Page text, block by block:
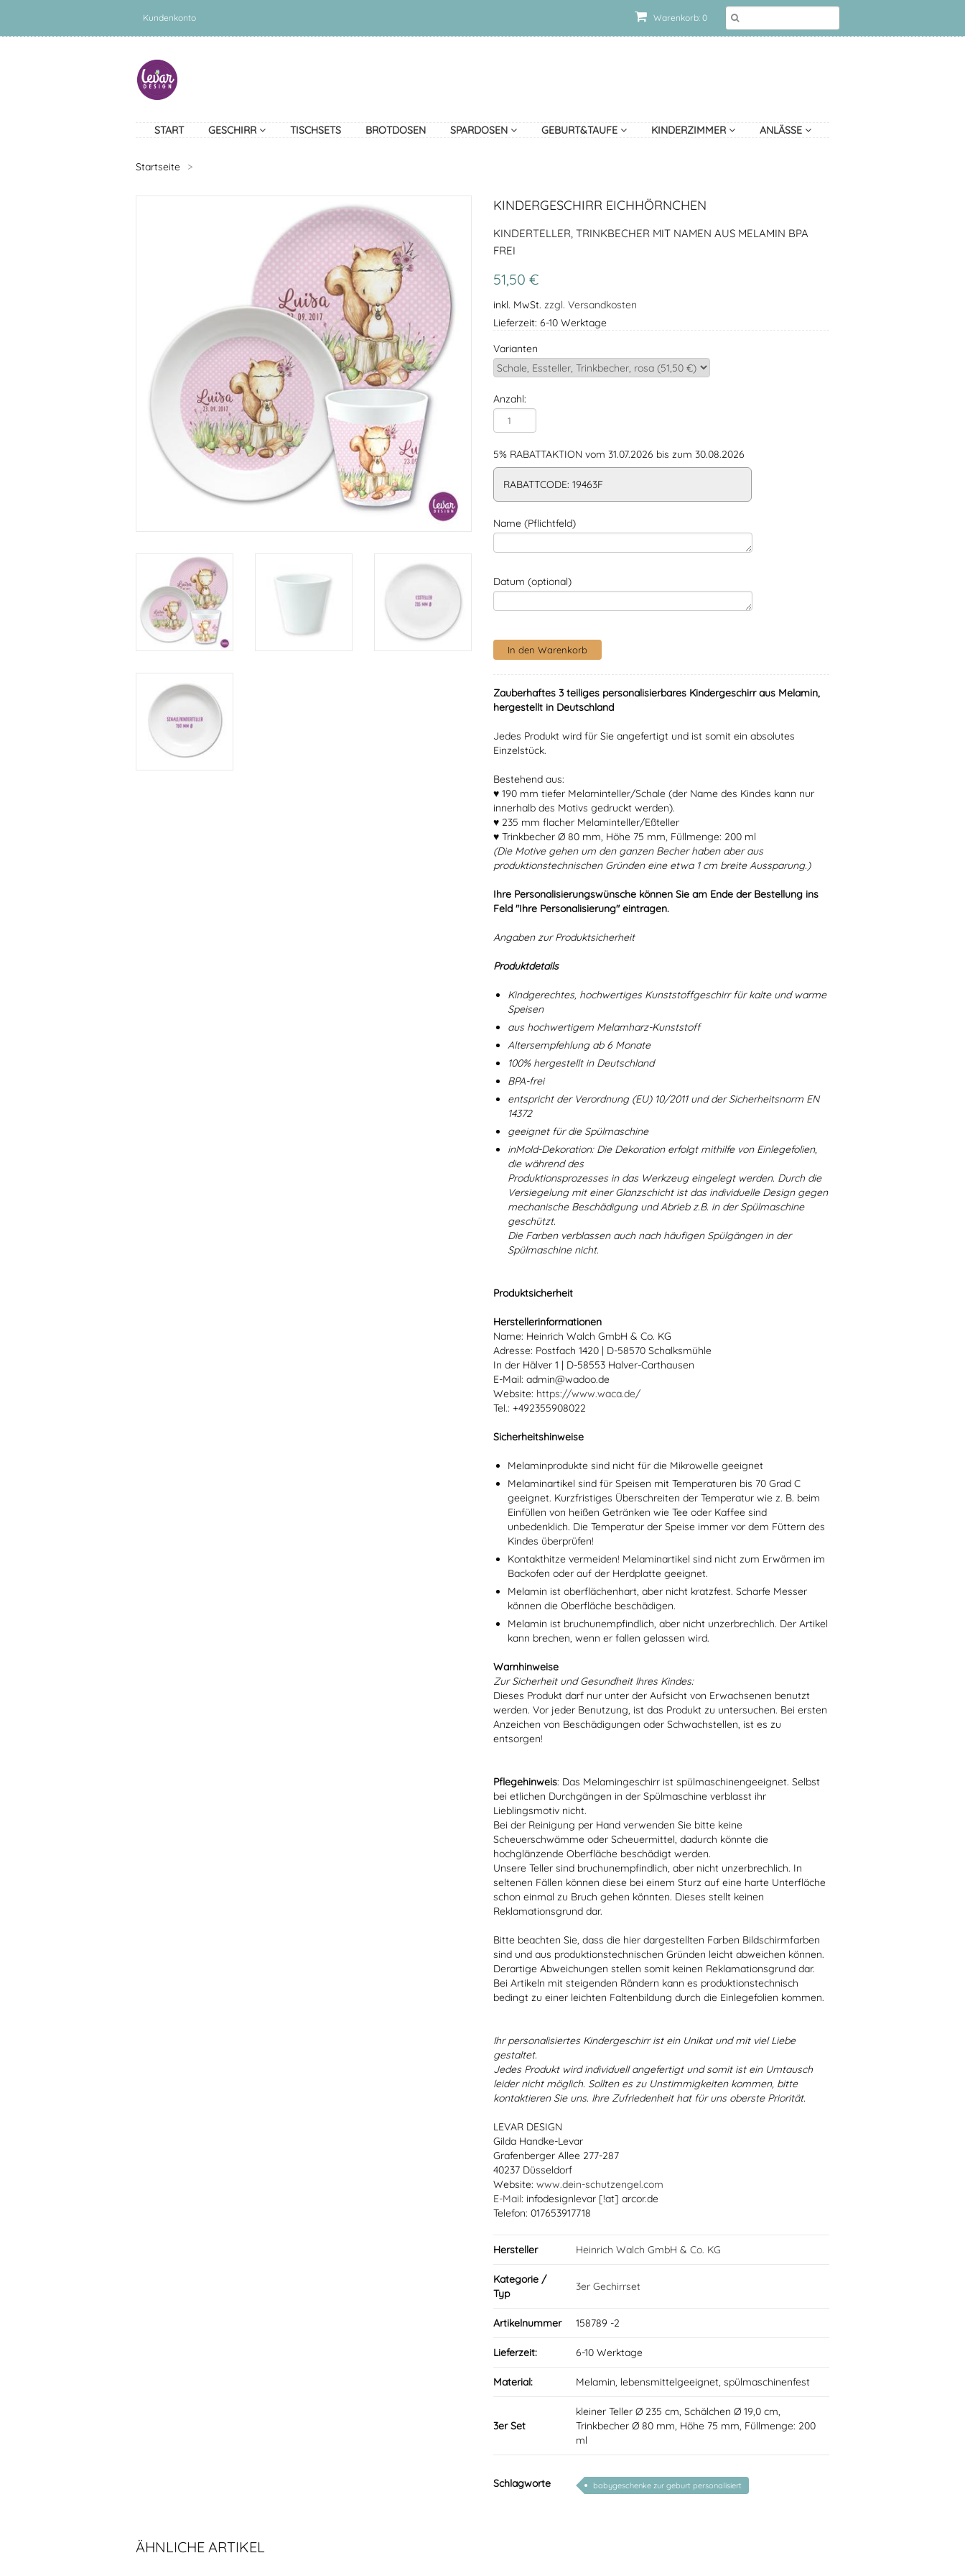
Warenkorb: 0
Kundenkonto
START GESCHIRR TISCHSETS BROTDOSEN SPARDOSEN GEBURT&TAUFE KINDERZIMMER ANLÄSSE
Startseite >
KINDERGESCHIRR EICHHÖRNCHEN
KINDERTELLER, TRINKBECHER MIT NAMEN AUS MELAMIN BPA
FREI
51,50 €
inkl. MwSt. zzgl. Versandkosten
Lieferzeit: 6-10 Werktage
Varianten
Anzahl:
5% RABATTAKTION vom 31.07.2026 bis zum 30.08.2026
RABATTCODE: 19463F
Name (Pflichtfeld)
Datum (optional)
Zauberhaftes 3 teiliges personalisierbares Kindergeschirr aus Melamin,
hergestellt in Deutschland
Jedes Produkt wird für Sie angefertigt und ist somit ein absolutes
Einzelstück.
Bestehend aus:
♥ 190 mm tiefer Melaminteller/Schale (der Name des Kindes kann nur
innerhalb des Motivs gedruckt werden).
♥ 235 mm flacher Melaminteller/Eßteller
♥ Trinkbecher Ø 80 mm, Höhe 75 mm, Füllmenge: 200 ml
(Die Motive gehen um den ganzen Becher haben aber aus
produktionstechnischen Gründen eine etwa 1 cm breite Aussparung.)
Ihre Personalisierungswünsche können Sie am Ende der Bestellung ins
Feld "Ihre Personalisierung" eintragen.
Angaben zur Produktsicherheit
Produktdetails
Kindgerechtes, hochwertiges Kunststoffgeschirr für kalte und warme
Speisen
aus hochwertigem Melamharz-Kunststoff
Altersempfehlung ab 6 Monate
100% hergestellt in Deutschland
BPA-frei
entspricht der Verordnung (EU) 10/2011 und der Sicherheitsnorm EN
14372
geeignet für die Spülmaschine
inMold-Dekoration: Die Dekoration erfolgt mithilfe von Einlegefolien,
die während des
Produktionsprozesses in das Werkzeug eingelegt werden. Durch die
Versiegelung mit einer Glanzschicht ist das individuelle Design gegen
mechanische Beschädigung und Abrieb z.B. in der Spülmaschine
geschützt.
Die Farben verblassen auch nach häufigen Spülgängen in der
Spülmaschine nicht.
Produktsicherheit
Herstellerinformationen
Name: Heinrich Walch GmbH & Co. KG
Adresse: Postfach 1420 | D-58570 Schalksmühle
In der Hälver 1 | D-58553 Halver-Carthausen
E-Mail: admin@wadoo.de
Website: https://www.waca.de/
Tel.: +492355908022
Sicherheitshinweise
Melaminprodukte sind nicht für die Mikrowelle geeignet
Melaminartikel sind für Speisen mit Temperaturen bis 70 Grad C
geeignet. Kurzfristiges Überschreiten der Temperatur wie z. B. beim
Einfüllen von heißen Getränken wie Tee oder Kaffee sind
unbedenklich. Die Temperatur der Speise immer vor dem Füttern des
Kindes überprüfen!
Kontakthitze vermeiden! Melaminartikel sind nicht zum Erwärmen im
Backofen oder auf der Herdplatte geeignet.
Melamin ist oberflächenhart, aber nicht kratzfest. Scharfe Messer
können die Oberfläche beschädigen.
Melamin ist bruchunempfindlich, aber nicht unzerbrechlich. Der Artikel
kann brechen, wenn er fallen gelassen wird.
Warnhinweise
Zur Sicherheit und Gesundheit Ihres Kindes:
Dieses Produkt darf nur unter der Aufsicht von Erwachsenen benutzt
werden. Vor jeder Benutzung, ist das Produkt zu untersuchen. Bei ersten
Anzeichen von Beschädigungen oder Schwachstellen, ist es zu
entsorgen!
Pflegehinweis: Das Melamingeschirr ist spülmaschinengeeignet. Selbst
bei etlichen Durchgängen in der Spülmaschine verblasst ihr
Lieblingsmotiv nicht.
Bei der Reinigung per Hand verwenden Sie bitte keine
Scheuerschwämme oder Scheuermittel, dadurch könnte die
hochglänzende Oberfläche beschädigt werden.
Unsere Teller sind bruchunempfindlich, aber nicht unzerbrechlich. In
seltenen Fällen können diese bei einem Sturz auf eine harte Unterfläche
schon einmal zu Bruch gehen könnten. Dieses stellt keinen
Reklamationsgrund dar.
Bitte beachten Sie, dass die hier dargestellten Farben Bildschirmfarben
sind und aus produktionstechnischen Gründen leicht abweichen können.
Derartige Abweichungen stellen somit keinen Reklamationsgrund dar.
Bei Artikeln mit steigenden Rändern kann es produktionstechnisch
bedingt zu einer leichten Faltenbildung durch die Einlegefolien kommen.
Ihr personalisiertes Kindergeschirr ist ein Unikat und mit viel Liebe
gestaltet.
Jedes Produkt wird individuell angefertigt und somit ist ein Umtausch
leider nicht möglich. Sollten es zu Unstimmigkeiten kommen, bitte
kontaktieren Sie uns. Ihre Zufriedenheit hat für uns oberste Priorität.
LEVAR DESIGN
Gilda Handke-Levar
Grafenberger Allee 277-287
40237 Düsseldorf
Website: www.dein-schutzengel.com
E-Mail: infodesignlevar [!at] arcor.de
Telefon: 017653917718
Hersteller Heinrich Walch GmbH & Co. KG
Kategorie /
Typ
3er Gechirrset
Artikelnummer 158789 -2
Lieferzeit: 6-10 Werktage
Material: Melamin, lebensmittelgeeignet, spülmaschinenfest
3er Set
kleiner Teller Ø 235 cm, Schälchen Ø 19,0 cm,
Trinkbecher Ø 80 mm, Höhe 75 mm, Füllmenge: 200
ml
Schlagworte babygeschenke zur geburt personalisiert
ÄHNLICHE ARTIKEL